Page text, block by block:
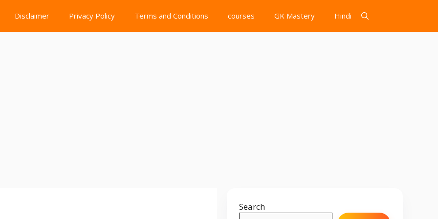
Disclaimer Privacy Policy Terms and Conditions courses GK Mastery Hindi
Search